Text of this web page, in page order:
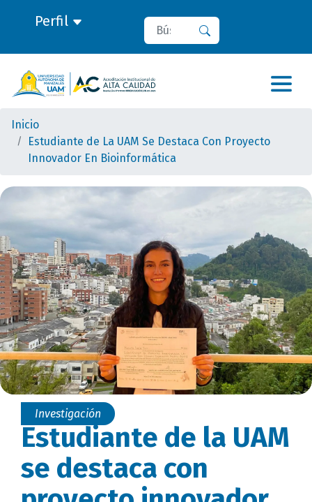
Perfil Buscar
Inicio
Estudiante de La UAM Se Destaca Con Proyecto
Innovador En Bioinformática
Investigación
Estudiante de la UAM
se destaca con